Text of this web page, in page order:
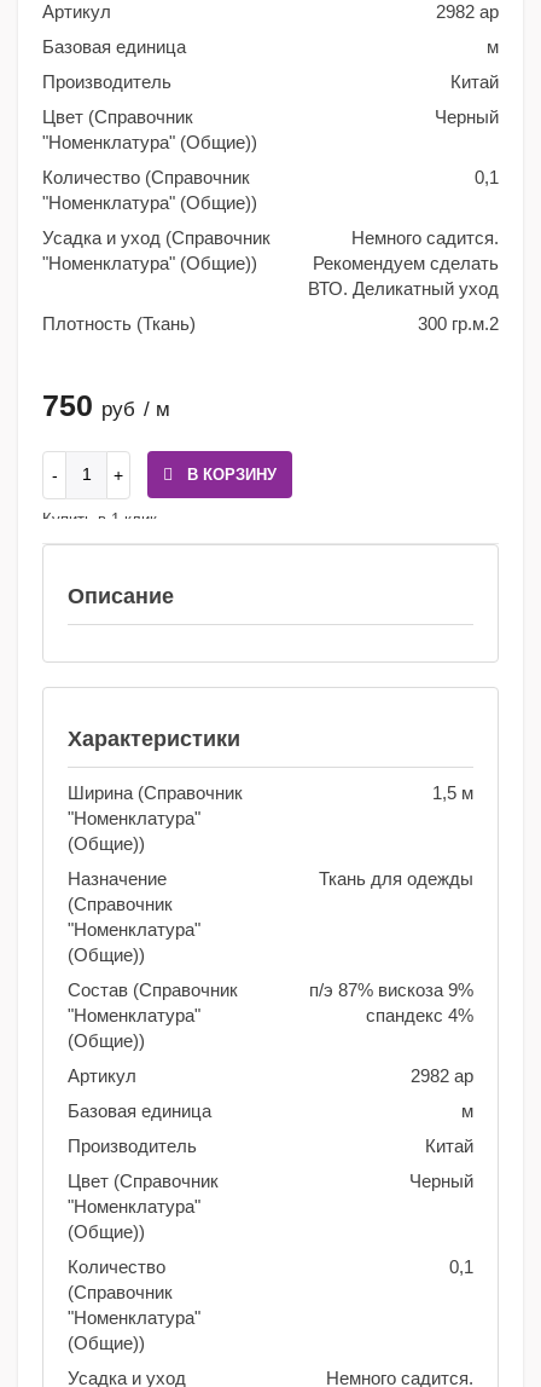
Артикул
2982 ар
Базовая единица
м
Производитель
Китай
Цвет (Справочник
"Номенклатура" (Общие))
Черный
Количество (Справочник
"Номенклатура" (Общие))
0,1
Усадка и уход (Справочник
"Номенклатура" (Общие))
Немного садится.
Рекомендуем сделать
ВТО. Деликатный уход
Плотность (Ткань)
300 гр.м.2
750 руб / м
В КОРЗИНУ
Купить в 1 клик
Описание
Характеристики
Ширина (Справочник
"Номенклатура"
(Общие))
1,5 м
Назначение
(Справочник
"Номенклатура"
(Общие))
Ткань для одежды
Состав (Справочник
"Номенклатура"
(Общие))
п/э 87% вискоза 9%
спандекс 4%
Артикул
2982 ар
Базовая единица
м
Производитель
Китай
Цвет (Справочник
"Номенклатура"
(Общие))
Черный
Количество
(Справочник
"Номенклатура"
(Общие))
0,1
Усадка и уход
Немного садится.